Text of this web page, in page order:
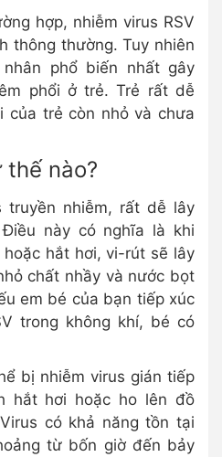
hợp, nhiễm virus RSV
thông thường. Tuy nhiên
phổ biến nhất gây
phổi ở trẻ. Trẻ rất dễ
của trẻ còn nhỏ và chưa
thế nào?
truyền nhiễm, rất dễ lây
này có nghĩa là khi
hắt hơi, vi-rút sẽ lây
chất nhầy và nước bọt
em bé của bạn tiếp xúc
trong không khí, bé có
bị nhiễm virus gián tiếp
hắt hơi hoặc ho lên đồ
có khả năng tồn tại
từ bốn giờ đến bảy